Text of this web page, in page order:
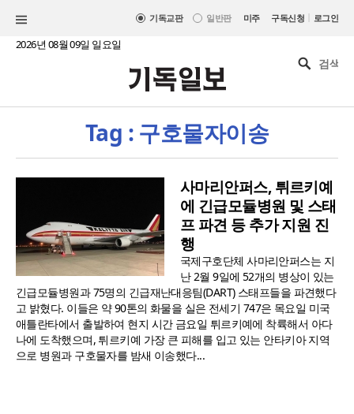
기독교판 일반판 미주 구독신청 | 로그인
2026년 08월 09일 일요일
Tag : 구호물자이송
사마리안퍼스, 튀르키예
에 긴급모듈병원 및 스태
프 파견 등 추가 지원 진
행
국제구호단체 사마리안퍼스는 지
난 2월 9일에 52개의 병상이 있는
긴급모듈병원과 75명의 긴급재난대응팀(DART) 스태프들을 파견했다
고 밝혔다. 이들은 약 90톤의 화물을 실은 전세기 747은 목요일 미국
애틀란타에서 출발하여 현지 시간 금요일 튀르키예에 착륙해서 아다
나에 도착했으며, 튀르키예 가장 큰 피해를 입고 있는 안타키아 지역
으로 병원과 구호물자를 밤새 이송했다...